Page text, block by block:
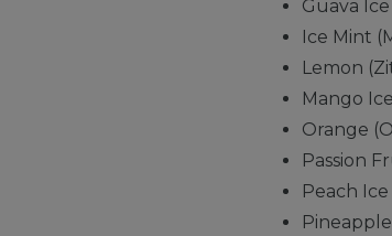
Guava Ice
Ice Mint
Lemon
Mango
Orange
Passion
Peach Ice
Pineapple